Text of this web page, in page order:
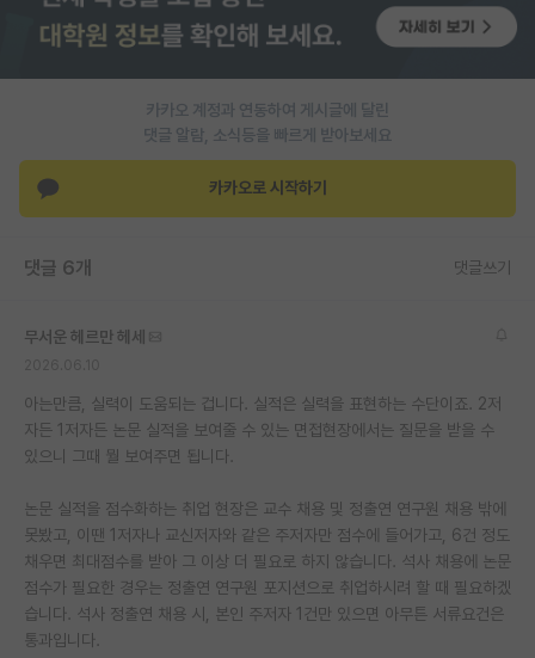
임용 후기 게시판
인문사회 계열 게시판
특수/전문대학원 게시판
반도체/AI 게시판
장학금/장학생 게시판
커리어
유학교육
이벤트
반도체 아카데미
재팬라운지 🌸
카카오 계정과 연동하여 게시글에 달린
댓글 알람, 소식등을 빠르게 받아보세요
카카오로 시작하기
댓글 6개 댓글쓰기
무서운 헤르만 헤세
아는만큼, 실력이 도움되는 겁니다. 실적은 실력을 표현하는 수단이죠. 2저
자든 1저자든 논문 실적을 보여줄 수 있는 면접현장에서는 질문을 받을 수
있으니 그때 뭘 보여주면 됩니다.
논문 실적을 점수화하는 취업 현장은 교수 채용 및 정출연 연구원 채용 밖에
못봤고, 이땐 1저자나 교신저자와 같은 주저자만 점수에 들어가고, 6건 정도
채우면 최대점수를 받아 그 이상 더 필요로 하지 않습니다. 석사 채용에 논문
점수가 필요한 경우는 정출연 연구원 포지션으로 취업하시려 할 때 필요하겠
습니다. 석사 정출연 채용 시, 본인 주저자 1건만 있으면 아무튼 서류요건은
통과입니다.